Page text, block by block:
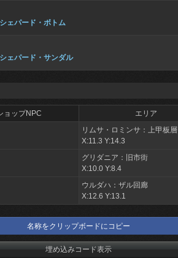
ェパード・ボトム
ェパード・サンダル
ョップNPC エリア
リムサ・ロミンサ：上甲板層
X:11.3 Y:14.3
グリダニア：旧市街
X:10.0 Y:8.4
ウルダハ：ザル回廊
X:12.6 Y:13.1
名称をクリップボードにコピー
埋め込みコード表示